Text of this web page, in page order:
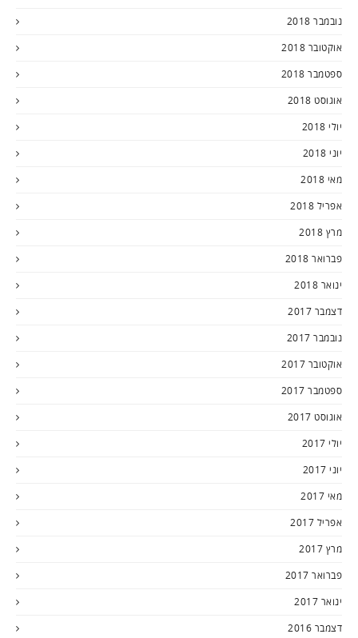
נובמבר 2018
אוקטובר 2018
ספטמבר 2018
אוגוסט 2018
יולי 2018
יוני 2018
מאי 2018
אפריל 2018
מרץ 2018
פברואר 2018
ינואר 2018
דצמבר 2017
נובמבר 2017
אוקטובר 2017
ספטמבר 2017
אוגוסט 2017
יולי 2017
יוני 2017
מאי 2017
אפריל 2017
מרץ 2017
פברואר 2017
ינואר 2017
דצמבר 2016